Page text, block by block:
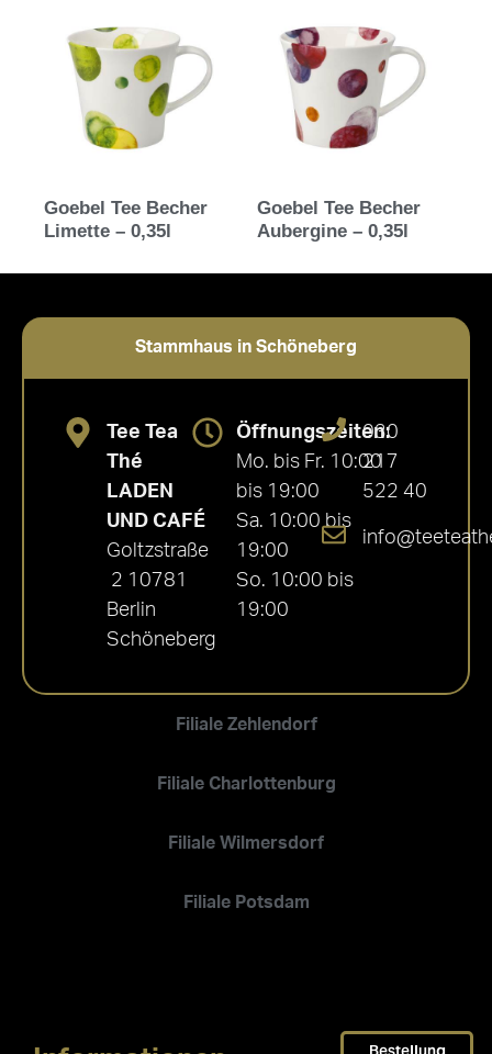
Goebel Tee Becher
Limette – 0,35l
Goebel Tee Becher
Aubergine – 0,35l
Stammhaus in Schöneberg
Filiale Zehlendorf
Filiale Charlottenburg
Filiale Wilmersdorf
Filiale Potsdam
Tee Tea
Thé
LADEN
UND CAFÉ
Goltzstraße
2 10781
Berlin
Schöneberg
Öffnungszeiten:
Mo. bis Fr. 10:00
bis 19:00
Sa. 10:00 bis
19:00
So. 10:00 bis
19:00
030
217
522 40